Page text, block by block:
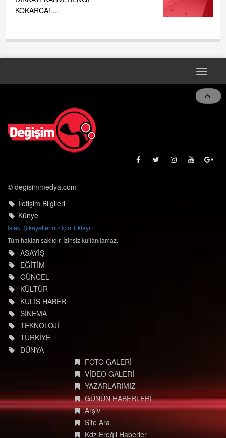
KOKARCA!....
Toggle
© degisimmedya.com
İletişim Bilgileri
Künye
İstek, Şikayetleriniz İçin Tıklayın
Tüm hakları saklıdır. İzinsiz kullanılamaz.
ASAYİŞ
EĞİTİM
GÜNCEL
KÜLTÜR
KULİS HABER
SİNEMA
TEKNOLOJİ
TÜRKİYE
DÜNYA
FOTO GALERİ
VİDEO GALERİ
YAZARLARIMIZ
GÜNÜN HABERLERİ
Arşiv
Site Ara
Kdz.Ereğli Haberler